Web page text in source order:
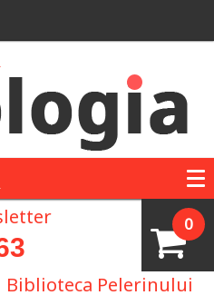
0
Biblioteca Pelerinului